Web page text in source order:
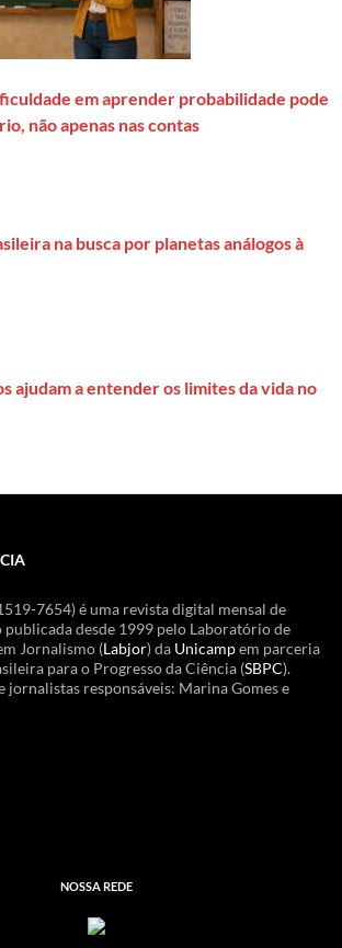
em aprender probabilidade pode
não apenas nas contas
na busca por planetas análogos à
ajudam a entender os limites da vida no
7654) é uma revista digital mensal de
desde 1999 pelo Laboratório de
Jornalismo (Labjor) da Unicampem parceria
para o Progresso da Ciência (SBPC).
jornalistas responsáveis: Marina Gomes e
NOSSA REDE